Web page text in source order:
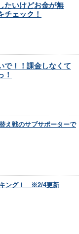
たいけどお金が無
ェック！
で！！課金しなくて
！
え戦のサブサポーターで
キング！ ※2/4更新